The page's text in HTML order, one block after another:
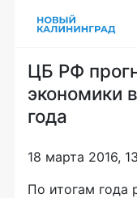
ЦБ РФ
экономики
года
18 марта 2016,
По итогам года